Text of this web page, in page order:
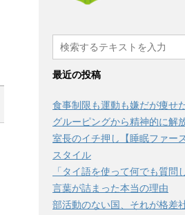
最近の投稿
食事制限も運動も嫌だが痩せ
グルーピングから精神的に解
室長のイチ押し【睡眠ファー
スタイル
「タイ語を使って何でも質問
言葉が詰まった本当の理由
部活動のない国、それが格差